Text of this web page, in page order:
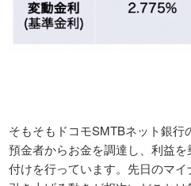
そもそもドコモSMTBネット銀行
預金者からお金を調達し、利益
付けを行っています。先日のマ